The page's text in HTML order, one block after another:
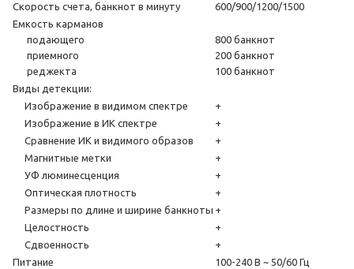
Скорость счета, банкнот в минуту
600/900/1200/1500
Емкость карманов
подающего
приемного
реджекта
800 банкнот
200 банкнот
100 банкнот
Виды детекции:
Изображение в видимом спектре
+
Изображение в ИК спектре
+
Сравнение ИК и видимого образов
+
Магнитные метки
+
УФ люминесценция
+
Оптическая плотность
+
Размеры по длине и ширине банкноты +
Целостность
+
Сдвоенность
+
Питание
100-240 В ~ 50/60 Гц